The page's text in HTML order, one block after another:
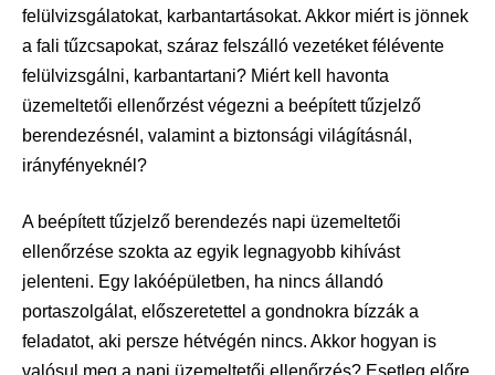
felülvizsgálatokat, karbantartásokat. Akkor miért is jönnek
a fali tűzcsapokat, száraz felszálló vezetéket félévente
felülvizsgálni, karbantartani? Miért kell havonta
üzemeltetői ellenőrzést végezni a beépített tűzjelző
berendezésnél, valamint a biztonsági világításnál,
irányfényeknél?
A beépített tűzjelző berendezés napi üzemeltetői
ellenőrzése szokta az egyik legnagyobb kihívást
jelenteni. Egy lakóépületben, ha nincs állandó
portaszolgálat, előszeretettel a gondnokra bízzák a
feladatot, aki persze hétvégén nincs. Akkor hogyan is